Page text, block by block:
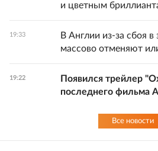
и цветным
19:33
В Англии из-за сбоя
массово отменяют
19:22
Появился трейлер
последнего фильма
Все новости